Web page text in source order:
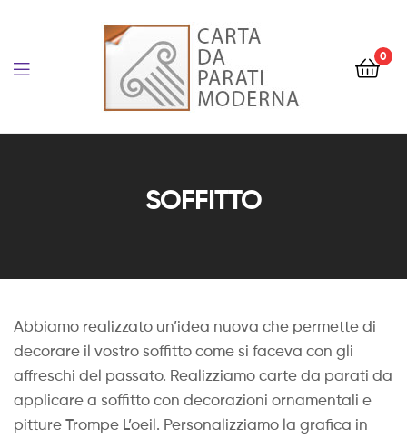
Carta
Personalizzata
e
Artistica
0
SOFFITTO
da
Parati
Abbiamo realizzato un’idea nuova che permette di
decorare il vostro soffitto come si faceva con gli
affreschi del passato. Realizziamo carte da parati da
applicare a soffitto con decorazioni ornamentali e
pitture Trompe L’oeil. Personalizziamo la grafica in